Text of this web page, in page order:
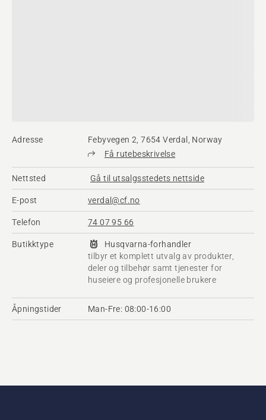
Adresse
Febyvegen 2, 7654 Verdal, Norway
Få rutebeskrivelse
Nettsted Gå til utsalgsstedets nettside
E-post verdal@cf.no
Telefon 74 07 95 66
Butikktype
Husqvarna-forhandler
tilbyr et komplett utvalg av produkter,
deler og tilbehør samt tjenester for
huseiere og profesjonelle brukere​
Åpningstider Man-Fre: 08:00-16:00